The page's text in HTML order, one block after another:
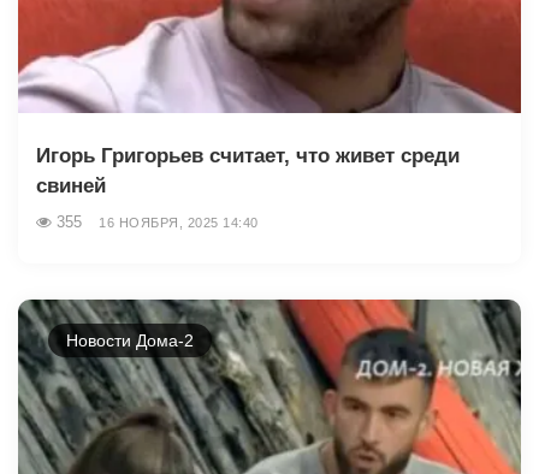
Игорь Григорьев считает, что живет среди
свиней
355 16 НОЯБРЯ, 2025 14:40
Новости Дома-2